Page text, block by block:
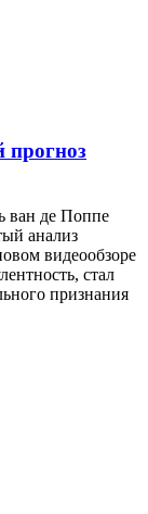
прогноз
ван де Поппе
анализ
видеообзоре
стал
признания